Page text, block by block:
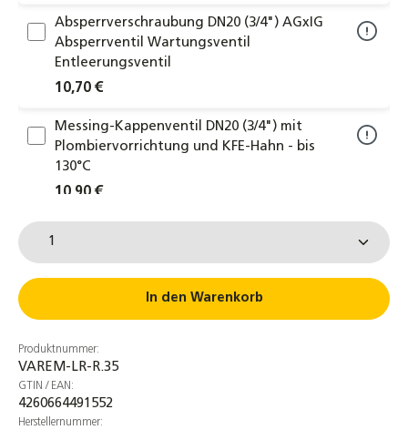
Absperrverschraubung DN20 (3/4") AGxIG
Absperrventil Wartungsventil
Entleerungsventil
10,70 €
Messing-Kappenventil DN20 (3/4") mit
Plombiervorrichtung und KFE-Hahn - bis
130°C
10,90 €
DN16 - 80 / 120 / 180 cm für ADG
19,90 €
MAG Gefäßfüller 400 ml mit
Produkt Anzahl: Gib den gewünschten Wert ein
In den Warenkorb
Produktnummer:
VAREM-LR-R.35
GTIN / EAN:
4260664491552
Herstellernummer: